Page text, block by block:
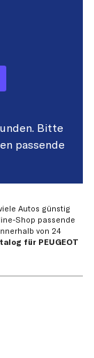
Bitte
passende
Autos günstig
Shop passende
von 24
für PEUGEOT